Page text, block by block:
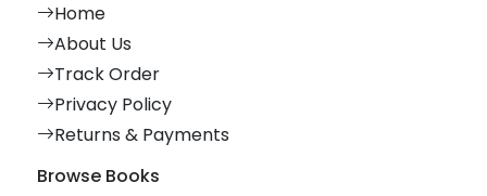
Home
About Us
Track Order
Privacy Policy
Returns & Payments
Browse Books